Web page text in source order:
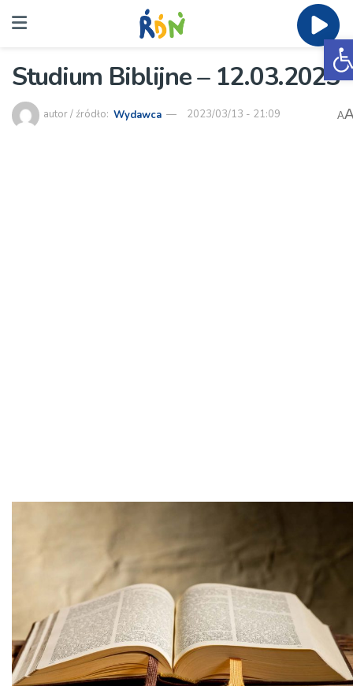
Studium Biblijne – 12.03.2023
autor / źródło: Wydawca 2023/03/13 - 21:09 A